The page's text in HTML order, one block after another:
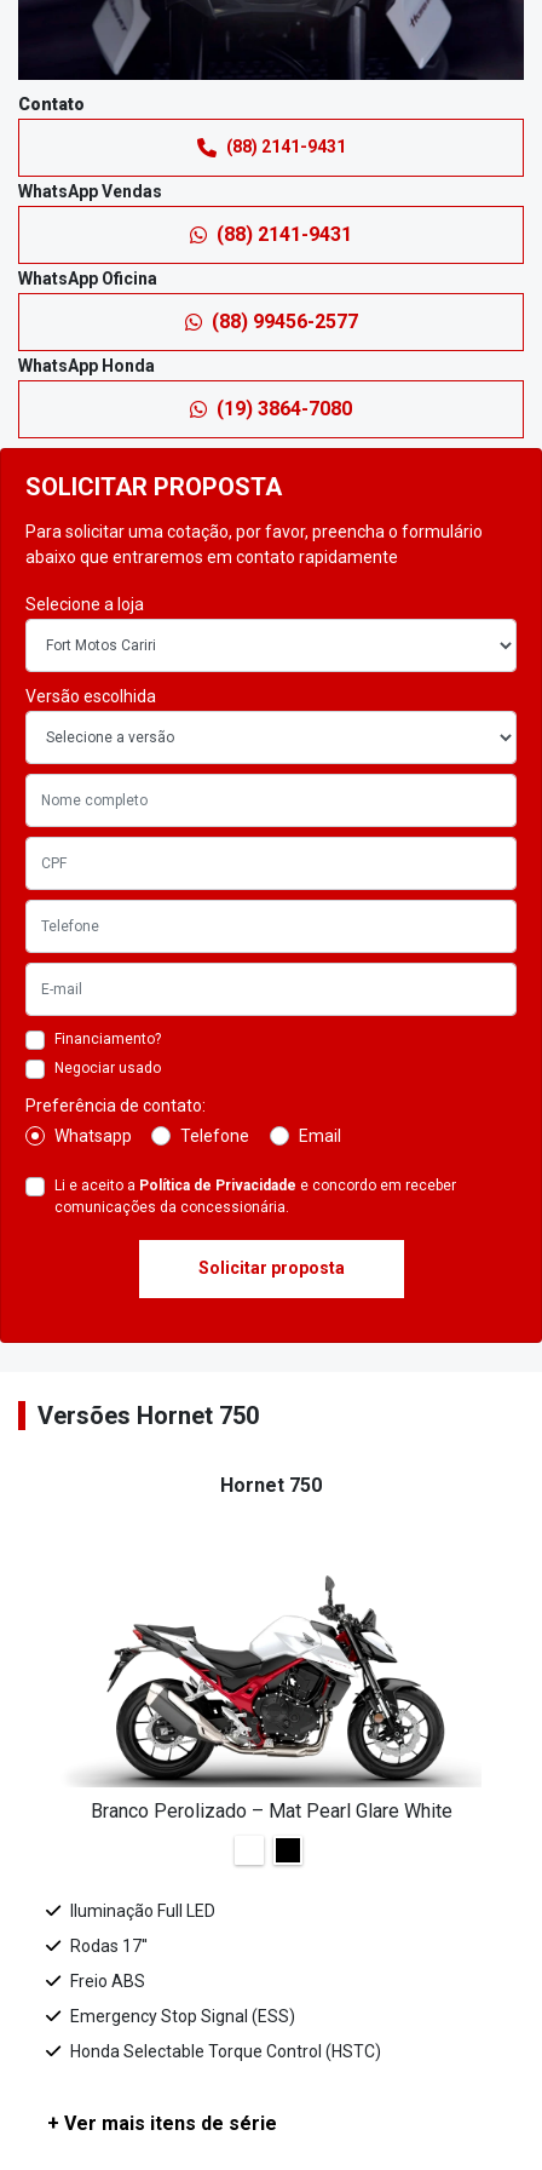
SOLICITAR PROPOSTA
Para solicitar uma cotação, por favor, preencha o formulário
abaixo que entraremos em contato rapidamente
Selecione a loja
Versão escolhida
Financiamento?
Negociar usado
Preferência de contato:
Whatsapp
Telefone Email
Li e aceito a Política de Privacidade e concordo em receber
comunicações da concessionária.
Solicitar proposta
Contato
(88) 2141-9431
WhatsApp Vendas
(88) 2141-9431
WhatsApp Oficina
(88) 99456-2577
WhatsApp Honda
(19) 3864-7080
Versões Hornet 750
Hornet 750
Branco Perolizado – Mat Pearl Glare White
Iluminação Full LED
Rodas 17''
Freio ABS
Emergency Stop Signal (ESS)
Honda Selectable Torque Control (HSTC)
+ Ver mais itens de série